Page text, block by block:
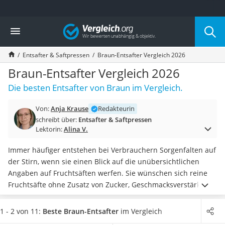
Die beliebtesten Vergleiche nach Kategorie
Haushalt
Wassersprudler
Zentralstaubsauger
Brotbackautomat
Wischroboter
Wäschespinne
Spülmaschinentabs
Akku-Staubsauger
AEG-Waschmaschine
Saug-Wisch-Roboter
Handstaubsauger
Milchaufschäumer
Kondenstrockner
Reiskocher
Vergleich
Entsafter & Saftpressen Braun-Entsafter Vergleich 2026
Braun-Entsafter Vergleich 2026
Die besten Entsafter von Braun im Vergleich.
Von:Anja Krause
Redakteurin
schreibt über: Entsafter & Saftpressen
Lektorin:Alina V.
Immer häufiger entstehen bei Verbrauchern Sorgenfalten auf
der Stirn, wenn sie einen Blick auf die unübersichtlichen
Angaben auf Fruchtsäften werfen. Sie wünschen sich reine
Fruchtsäfte ohne Zusatz von Zucker, Geschmacksverstärkern
oder Konservierungsstoffen.Selbermachen ist die beste
Idee! Wählen Sie jetzt einen Braun-Entsafter aus unserer
1 - 2 von 11: Beste Braun-Entsafter im Vergleich